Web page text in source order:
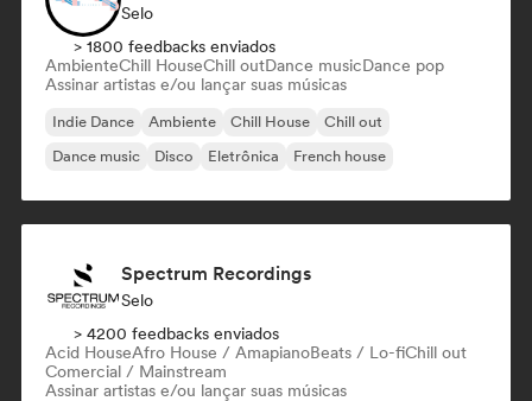
Selo
> 1800 feedbacks enviados
AmbienteChill HouseChill outDance musicDance pop
Assinar artistas e/ou lançar suas músicas
Indie Dance Ambiente Chill House
Chill out
Dance music
Disco Eletrônica French house
Spectrum Recordings
Selo
> 4200 feedbacks enviados
Acid HouseAfro House / AmapianoBeats / Lo-fiChill out
Comercial / Mainstream
Assinar artistas e/ou lançar suas músicas